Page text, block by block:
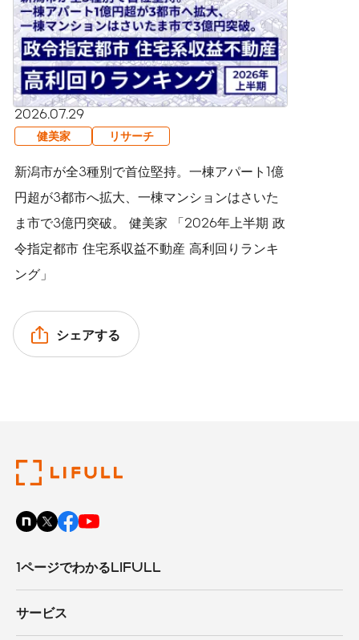
2026.07.29
健美家 リサーチ
新潟市が全3種別で首位堅持。一棟アパート1億
円超が3都市へ拡大、一棟マンションはさいた
ま市で3億円突破。 健美家 「2026年上半期 政
令指定都市 住宅系収益不動産 高利回りランキ
ング」
シェアする
1ページでわかるLIFULL
サービス